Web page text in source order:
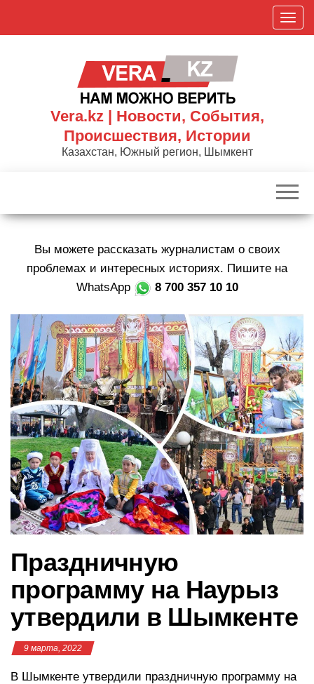
П
о
к
р
в
и
г
а
ц
и
ю
Vera.kz | Новости, События,
Происшествия, Истории
Казахстан, Южный регион, Шымкент
Вы можете рассказать журналистам о своих
проблемах и интересных историях. Пишите на
WhatsApp
8 700 357 10 10
Праздничную
программу на Наурыз
утвердили в Шымкенте
9 марта, 2022
В Шымкенте утвердили праздничную программу на